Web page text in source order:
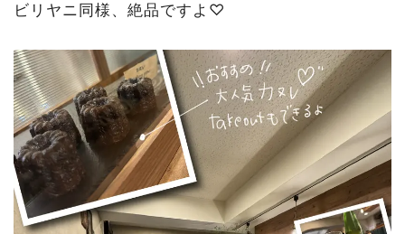
ビリヤニ同様、絶品ですよ♡